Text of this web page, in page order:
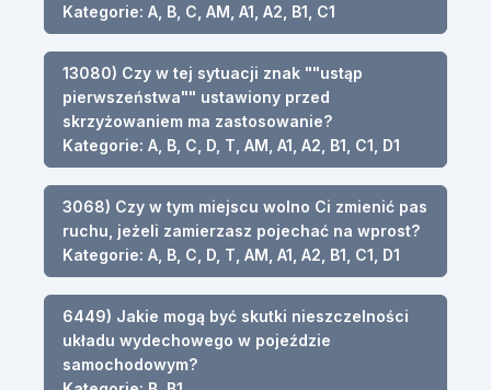
Kategorie: A, B, C, AM, A1, A2, B1, C1
13080) Czy w tej sytuacji znak ""ustąp
pierwszeństwa"" ustawiony przed
skrzyżowaniem ma zastosowanie?
Kategorie: A, B, C, D, T, AM, A1, A2, B1, C1, D1
3068) Czy w tym miejscu wolno Ci zmienić pas
ruchu, jeżeli zamierzasz pojechać na wprost?
Kategorie: A, B, C, D, T, AM, A1, A2, B1, C1, D1
6449) Jakie mogą być skutki nieszczelności
układu wydechowego w pojeździe
samochodowym?